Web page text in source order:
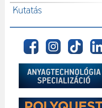
Kutatás